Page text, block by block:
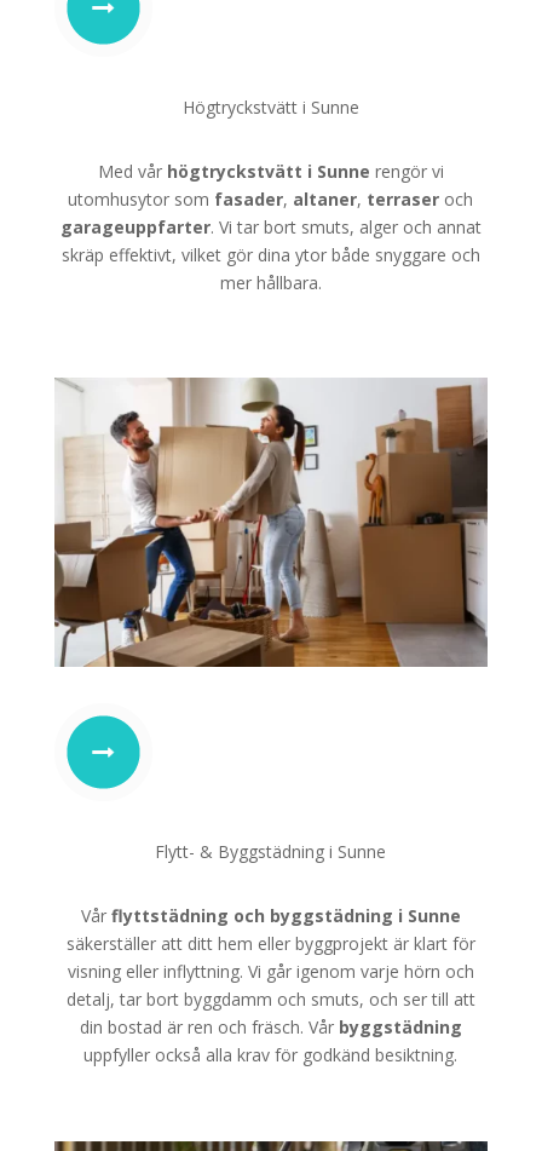
Högtryckstvätt i Sunne
Med vår högtryckstvätt i Sunne rengör vi
utomhusytor som fasader, altaner, terraser och
garageuppfarter. Vi tar bort smuts, alger och annat
skräp effektivt, vilket gör dina ytor både snyggare och
mer hållbara.
Flytt- & Byggstädning i Sunne
Vår flyttstädning och byggstädning i Sunne
säkerställer att ditt hem eller byggprojekt är klart för
visning eller inflyttning. Vi går igenom varje hörn och
detalj, tar bort byggdamm och smuts, och ser till att
din bostad är ren och fräsch. Vår byggstädning
uppfyller också alla krav för godkänd besiktning.